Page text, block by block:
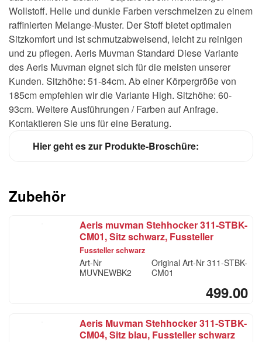
Wollstoff. Helle und dunkle Farben verschmelzen zu einem
raffinierten Melange-Muster. Der Stoff bietet optimalen
Sitzkomfort und ist schmutzabweisend, leicht zu reinigen
und zu pflegen. Aeris Muvman Standard Diese Variante
des Aeris Muvman eignet sich für die meisten unserer
Kunden. Sitzhöhe: 51-84cm. Ab einer Körpergröße von
185cm empfehlen wir die Variante High. Sitzhöhe: 60-
93cm. Weitere Ausführungen / Farben auf Anfrage.
Kontaktieren Sie uns für eine Beratung.
Hier geht es zur Produkte-Broschüre:
Zubehör
Aeris muvman Stehhocker 311-STBK-
CM01, Sitz schwarz, Fussteller
schwarz
Fussteller schwarz
Art-Nr
MUVNEWBK2
Original Art-Nr 311-STBK-
CM01
499.00
Aeris Muvman Stehhocker 311-STBK-
CM04, Sitz blau, Fussteller schwarz